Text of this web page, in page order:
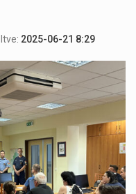
2025-06-21 8:29